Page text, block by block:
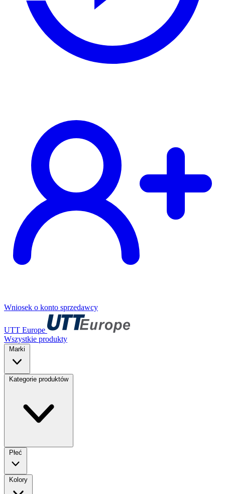
Wniosek o konto sprzedawcy
UTT Europe
Wszystkie produkty
Marki
Kategorie produktów
Płeć
Kolory